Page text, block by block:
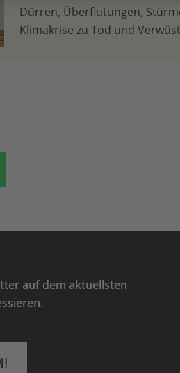
Dürren, Überflutungen,
Klimakrise zu Tod und
auf Bluesky
auf dem aktuellsten